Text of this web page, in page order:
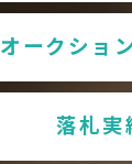
オークショ
落札実